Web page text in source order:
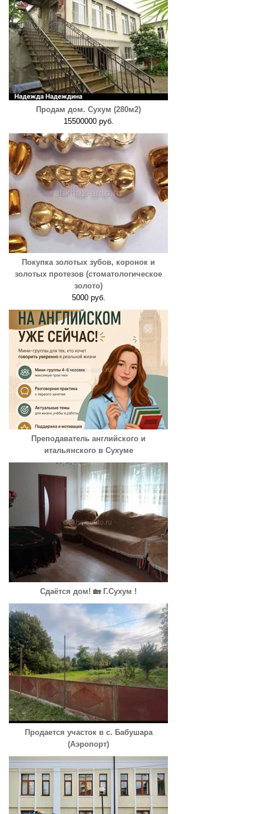
Продам дом. Сухум (280м2)
15500000 руб.
Покупка золотых зубов, коронок и
золотых протезов (стоматологическое
золото)
5000 руб.
Преподаватель английского и
итальянского в Сухуме
Сдаётся дом! 🏡 Г.Сухум !
Продается участок в с. Бабушара
(Аэропорт)